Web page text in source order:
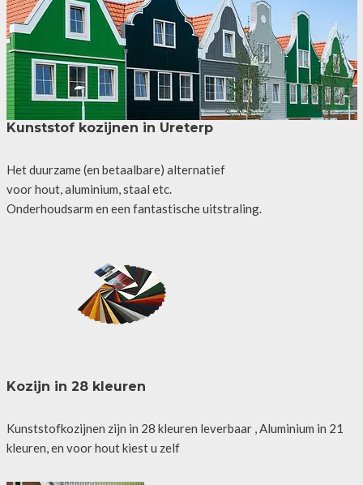
Kunststof kozijnen in Ureterp
Het duurzame (en betaalbare) alternatief
voor hout, aluminium, staal etc.
Onderhoudsarm en een fantastische uitstraling.
Kozijn in 28 kleuren
Kunststofkozijnen zijn in 28 kleuren leverbaar , Aluminium in 21
kleuren, en voor hout kiest u zelf